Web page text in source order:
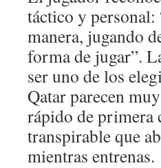
táctico y
manera, jugando
forma de jugar”.
ser uno de los
Qatar parecen
rápido de primera
transpirable que
mientras entrenas.